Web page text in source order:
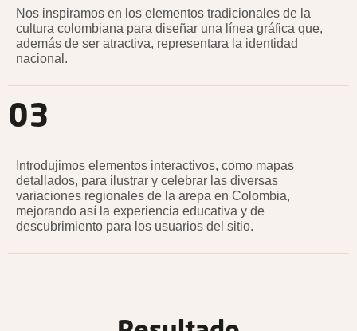
Nos inspiramos en los elementos tradicionales de la
cultura colombiana para diseñar una línea gráfica que,
además de ser atractiva, representara la identidad
nacional.
03
Introdujimos elementos interactivos, como mapas
detallados, para ilustrar y celebrar las diversas
variaciones regionales de la arepa en Colombia,
mejorando así la experiencia educativa y de
descubrimiento para los usuarios del sitio.